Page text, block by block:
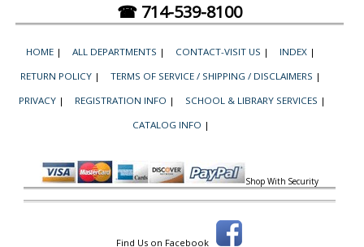
☎ 714-539-8100
HOME | ALL DEPARTMENTS | CONTACT-VISIT US | INDEX |
RETURN POLICY | TERMS OF SERVICE / SHIPPING / DISCLAIMERS |
PRIVACY | REGISTRATION INFO | SCHOOL & LIBRARY SERVICES |
CATALOG INFO |
Shop With Security
Find Us on Facebook